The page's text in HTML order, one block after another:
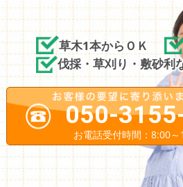
草木1本からＯＫ
伐採・草刈り・敷砂利
050-
お電話受付時間：8:00